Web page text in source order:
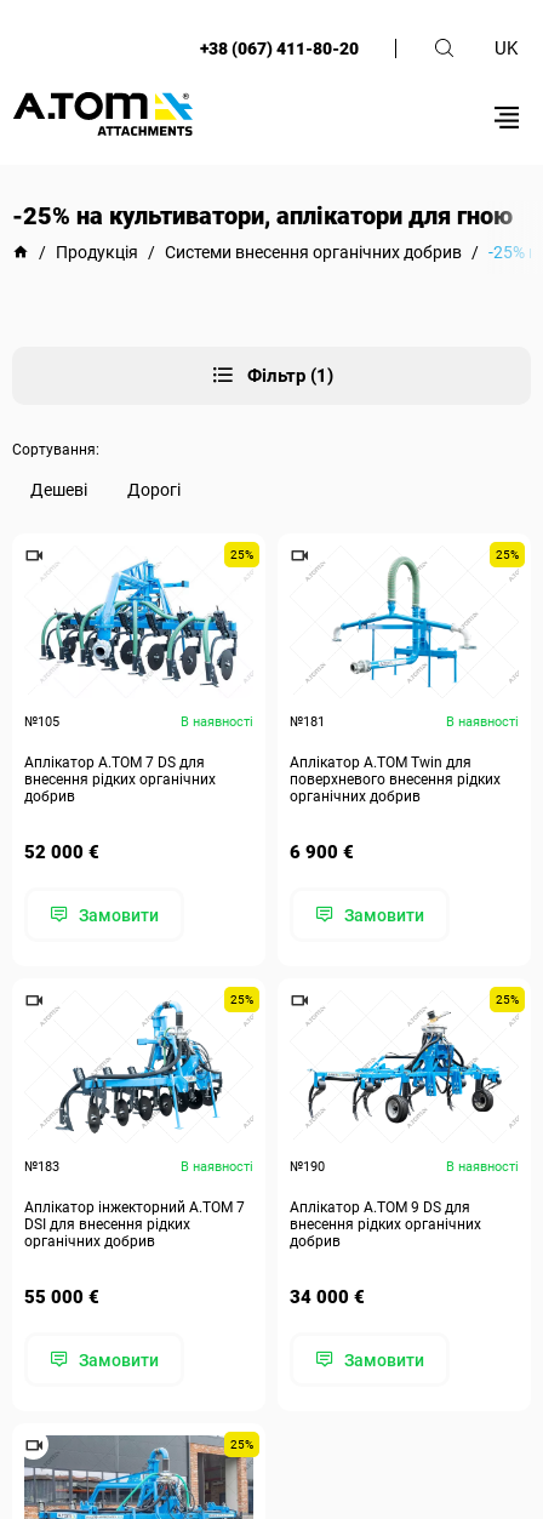
+38 (067) 411-80-20 UK
-25% на культиватори, аплікатори для гною
/ Продукція / Системи внесення органічних добрив / -25%
Фільтр (1)
Сортування:
Дешеві Дорогі
25%
№105 В наявності
Аплікатор А.ТОМ 7 DS для
внесення рідких органічних
добрив
52 000 €
Замовити
25%
№181 В наявності
Аплікатор А.ТОМ Twin для
поверхневого внесення рідких
органічних добрив
6 900 €
Замовити
25%
№183 В наявності
Аплікатор інжекторний А.ТОМ 7
DSI для внесення рідких
органічних добрив
55 000 €
Замовити
25%
№190 В наявності
Аплікатор А.ТОМ 9 DS для
внесення рідких органічних
добрив
34 000 €
Замовити
25%